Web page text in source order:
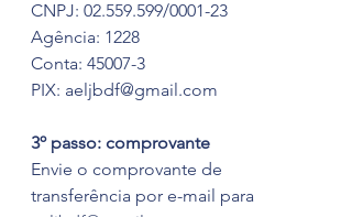
CNPJ: 02.559.599/0001-23
Agência: 1228
Conta: 45007-3
PIX: aeljbdf@gmail.com
3º passo: comprovante
Envie o comprovante de
transferência por e-mail para